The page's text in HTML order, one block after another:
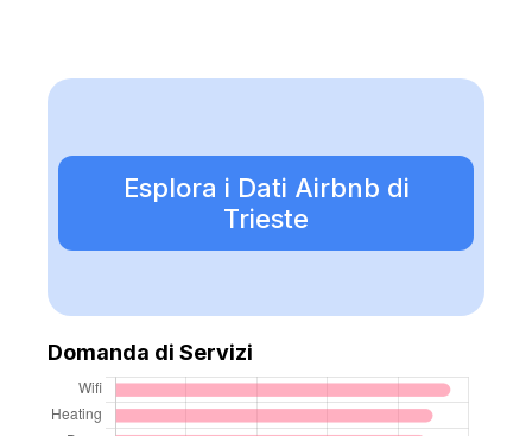
Esplora i Dati Airbnb di
Trieste
Domanda di Servizi